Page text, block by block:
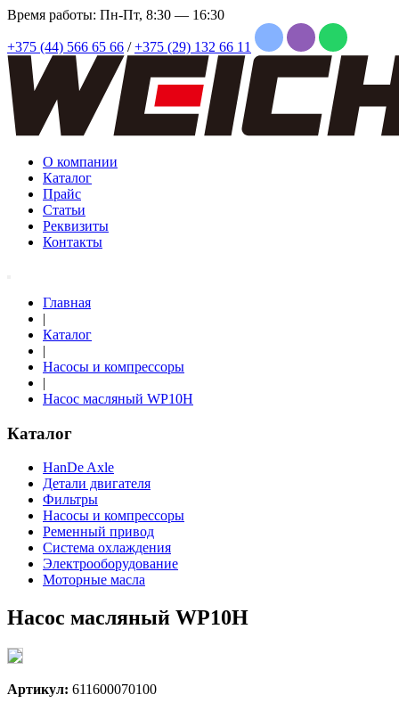
Время работы: Пн-Пт, 8:30 — 16:30
+375 (44) 566 65 66 / +375 (29) 132 66 11
О компании
Каталог
Прайс
Статьи
Реквизиты
Контакты
Главная
|
Каталог
|
Насосы и компрессоры
|
Насос масляный WP10H
Каталог
HanDe Axle
Детали двигателя
Фильтры
Насосы и компрессоры
Ременный привод
Система охлаждения
Электрооборудование
Моторные масла
Насос масляный WP10H
Артикул: 611600070100